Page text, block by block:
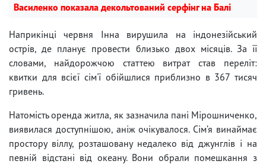
Василенко показала декольтований серфінг на Балі
Наприкінці червня Інна вирушила на індонезійський
острів, де планує провести близько двох місяців. За її
словами, найдорожчою статтею витрат став переліт:
квитки для всієї сім'ї обійшлися приблизно в 367 тисяч
гривень.
Натомість оренда житла, як зазначила пані Мірошниченко,
виявилася доступнішою, аніж очікувалося. Сім’я винаймає
простору віллу, розташовану недалеко від джунглів і на
певній відстані від океану. Вони обрали помешкання з